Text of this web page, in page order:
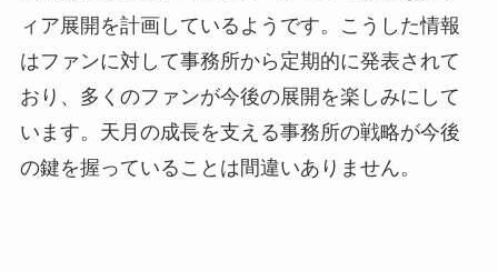
ィア展開を計画しているようです。こうした情報
はファンに対して事務所から定期的に発表されて
おり、多くのファンが今後の展開を楽しみにして
います。天月の成長を支える事務所の戦略が今後
の鍵を握っていることは間違いありません。